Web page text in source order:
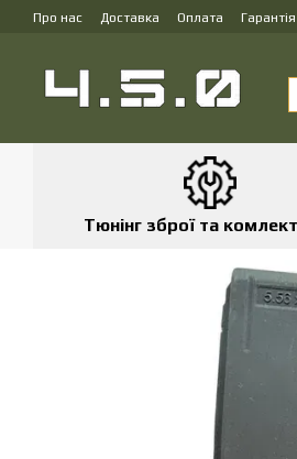
Перейти до основного контенту
Про нас Доставка Оплата
Тюнінг зброї та